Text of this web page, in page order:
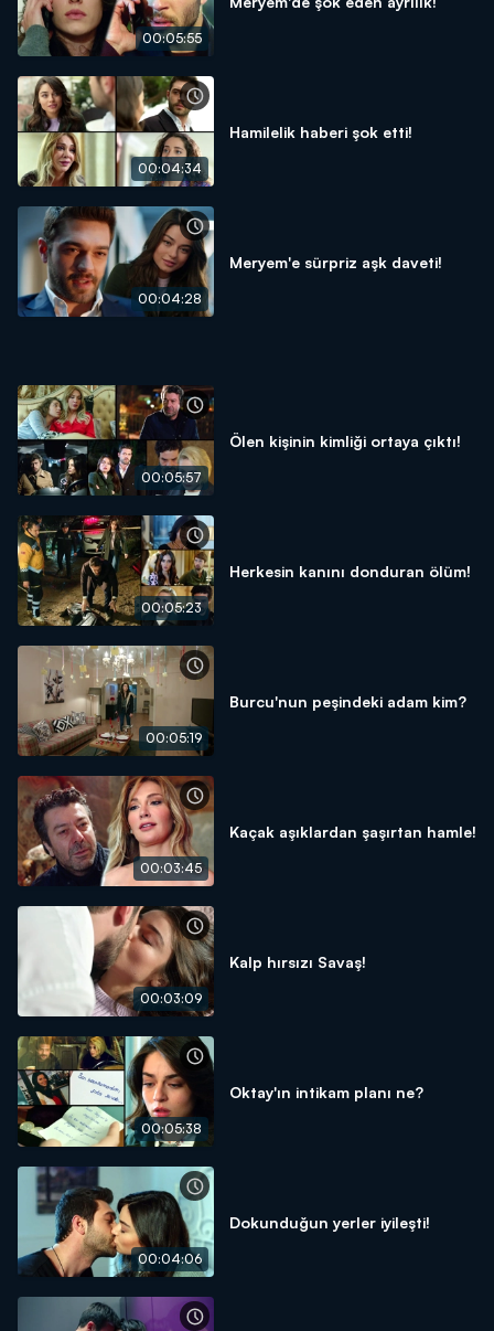
00:05:55
00:04:34
Hamilelik haberi şok etti!
00:04:28
Meryem'e sürpriz aşk daveti!
00:05:57
Ölen kişinin kimliği ortaya çıktı!
00:05:23
Herkesin kanını donduran ölüm!
00:05:19
Burcu'nun peşindeki adam kim?
00:03:45
Kaçak aşıklardan şaşırtan hamle!
00:03:09
Kalp hırsızı Savaş!
00:05:38
Oktay'ın intikam planı ne?
00:04:06
Dokunduğun yerler iyileşti!